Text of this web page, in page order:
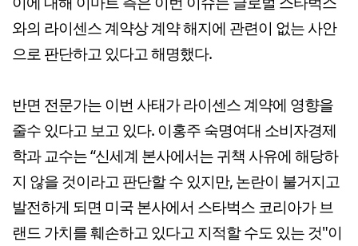
와의 라이센스 계약상 계약 해지에 관련이 없는 사안
으로 판단하고 있다고 해명했다.
반면 전문가는 이번 사태가 라이센스 계약에 영향을
줄수 있다고 보고 있다. 이홍주 숙명여대 소비자경제
학과 교수는 “신세계 본사에서는 귀책 사유에 해당하
지 않을 것이라고 판단할 수 있지만, 논란이 불거지고
발전하게 되면 미국 본사에서 스타벅스 코리아가 브
랜드 가치를 훼손하고 있다고 지적할 수도 있는 것"이